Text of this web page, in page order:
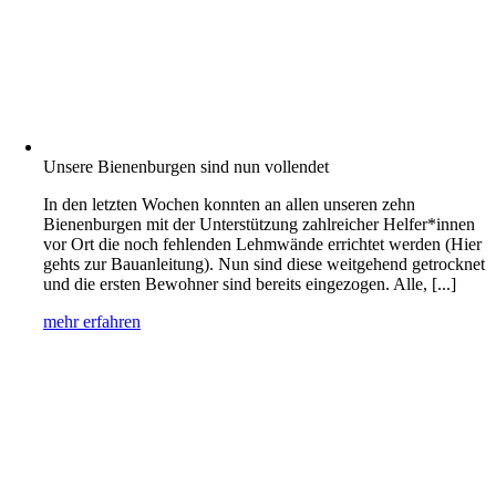
Unsere Bienenburgen sind nun vollendet
In den letzten Wochen konnten an allen unseren zehn
Bienenburgen mit der Unterstützung zahlreicher Helfer*innen
vor Ort die noch fehlenden Lehmwände errichtet werden (Hier
gehts zur Bauanleitung). Nun sind diese weitgehend getrocknet
und die ersten Bewohner sind bereits eingezogen. Alle, [...]
mehr erfahren